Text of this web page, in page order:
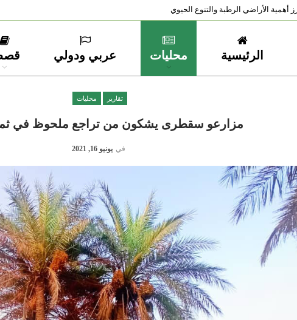
أهمية الأراضي الرطبة والتنوع الحيوي
الرئيسية محليات عربي ودولي
تقارير محليات
مزارعو سقطرى يشكون من تراجع ملحوظ في
في يونيو 16, 2021